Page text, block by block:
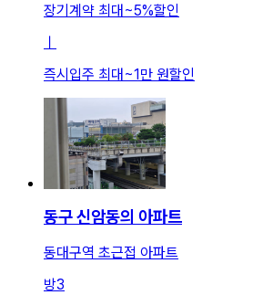
장기계약 최대~5%할인
ㅣ
즉시입주 최대~1만 원할인
동구 신암동의 아파트
동대구역 초근접 아파트
방3